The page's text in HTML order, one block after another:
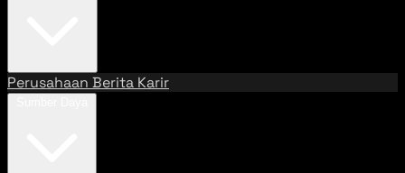
Perusahaan Berita Karir